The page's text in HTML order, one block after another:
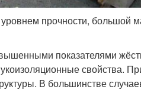
прочности, большой
показателями
свойства.
В большинстве